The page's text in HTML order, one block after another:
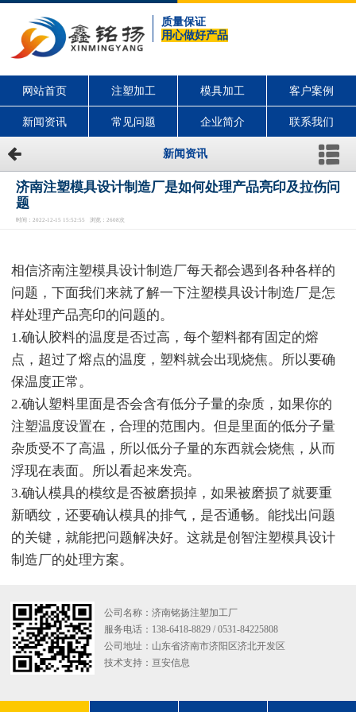
质量保证
用心做好产品
网站首页 注塑加工 模具加工 客户案例
新闻资讯 常见问题 企业简介 联系我们
新闻资讯
济南注塑模具设计制造厂是如何处理产品亮印及拉伤问
题
时间：2022-12-15 15:52:55 浏览：2608次
相信济南注塑模具设计制造厂每天都会遇到各种各样的
问题，下面我们来就了解一下注塑模具设计制造厂是怎
样处理产品亮印的问题的。
1.确认胶料的温度是否过高，每个塑料都有固定的熔
点，超过了熔点的温度，塑料就会出现烧焦。所以要确
保温度正常。
2.确认塑料里面是否会含有低分子量的杂质，如果你的
注塑温度设置在，合理的范围内。但是里面的低分子量
杂质受不了高温，所以低分子量的东西就会烧焦，从而
浮现在表面。所以看起来发亮。
3.确认模具的模纹是否被磨损掉，如果被磨损了就要重
新晒纹，还要确认模具的排气，是否通畅。能找出问题
的关键，就能把问题解决好。这就是创智注塑模具设计
制造厂的处理方案。
公司名称：济南铭扬注塑加工厂
服务电话：138-6418-8829 / 0531-84225808
公司地址：山东省济南市济阳区济北开发区
技术支持： 亘安信息